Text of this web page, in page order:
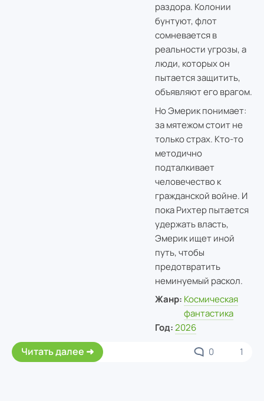
раздора. Колонии
бунтуют, флот
сомневается в
реальности угрозы, а
люди, которых он
пытается защитить,
объявляют его врагом.
Но Эмерик понимает:
за мятежом стоит не
только страх. Кто-то
методично
подталкивает
человечество к
гражданской войне. И
пока Рихтер пытается
удержать власть,
Эмерик ищет иной
путь, чтобы
предотвратить
неминуемый раскол.
Жанр: Космическая
фантастика
Год: 2026
Читать далее 0 1